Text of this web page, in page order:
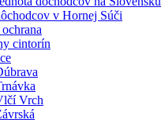
v Hornej Súči
cintorín
Vrch